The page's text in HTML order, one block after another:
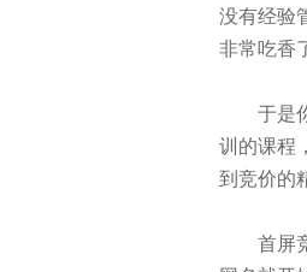
没有经验
非常吃香
于是你
训的课程
到竞价的
首屏竞